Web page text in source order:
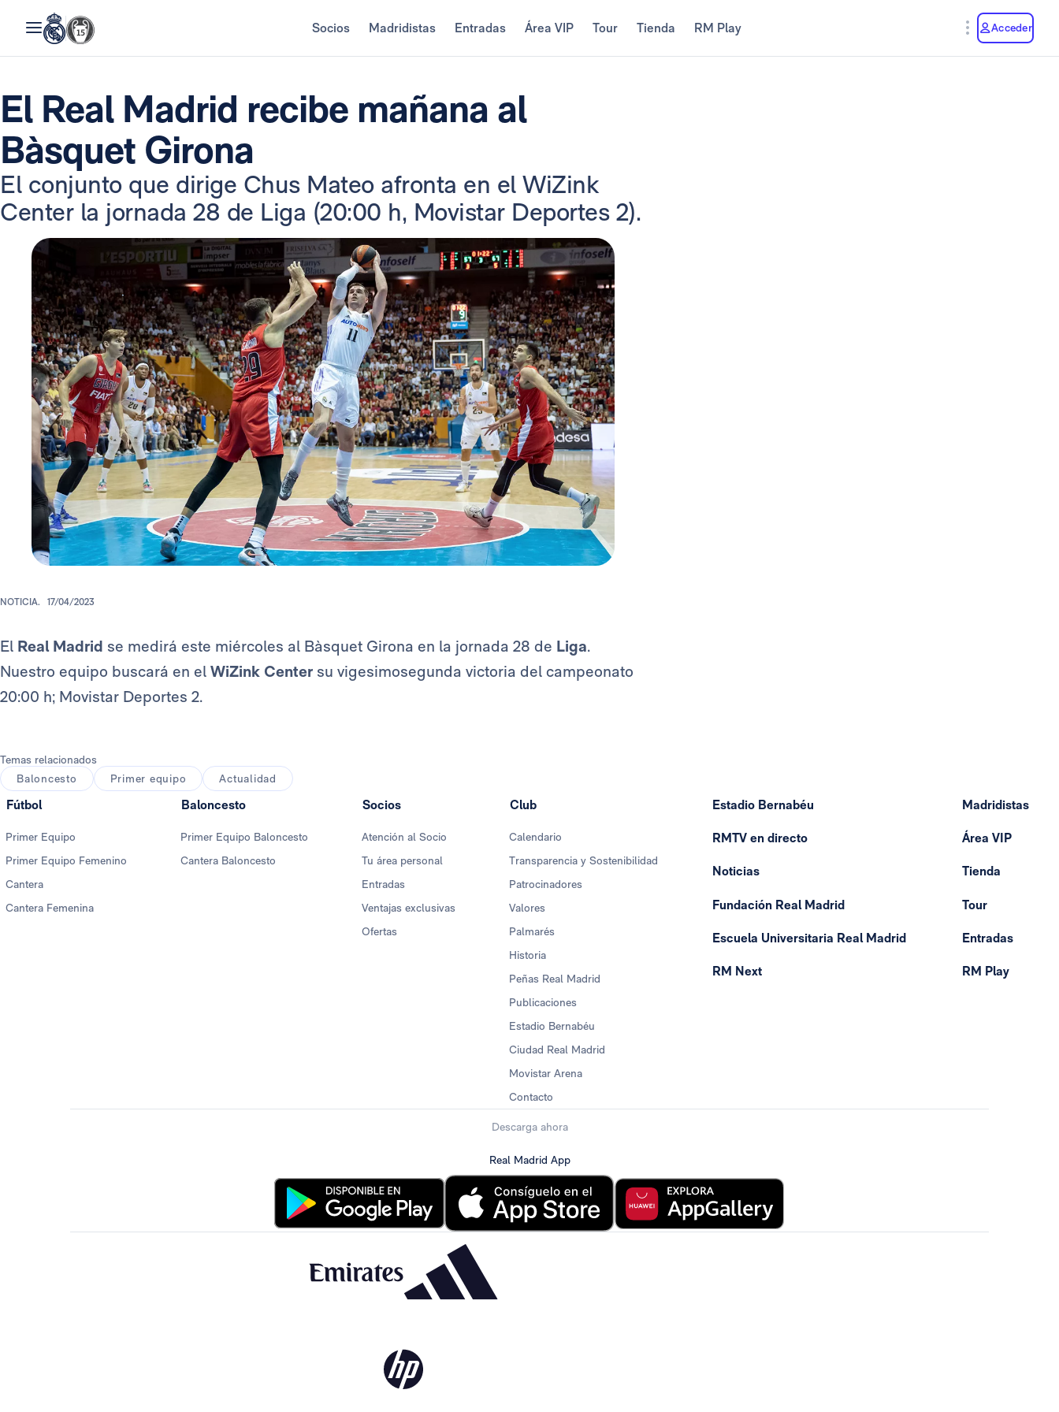
Socios Madridistas Entradas Área VIP Tour Tienda RM Play Acceder
El Real Madrid recibe mañana al
Bàsquet Girona
El conjunto que dirige Chus Mateo afronta en el WiZink
Center la jornada 28 de Liga (20:00 h, Movistar Deportes 2).
NOTICIA. 17/04/2023
El Real Madrid se medirá este miércoles al Bàsquet Girona en la jornada 28 de Liga.
Nuestro equipo buscará en el WiZink Center su vigesimosegunda victoria del campeonato
20:00 h; Movistar Deportes 2.
Temas relacionados
Baloncesto
Primer equipo Actualidad
Fútbol
Primer Equipo
Primer Equipo Femenino
Cantera
Cantera Femenina
Baloncesto
Primer Equipo Baloncesto
Cantera Baloncesto
Socios
Atención al Socio
Tu área personal
Entradas
Ventajas exclusivas
Ofertas
Club
Calendario
Transparencia y Sostenibilidad
Patrocinadores
Valores
Palmarés
Historia
Peñas Real Madrid
Publicaciones
Estadio Bernabéu
Ciudad Real Madrid
Movistar Arena
Contacto
Estadio Bernabéu
RMTV en directo
Noticias
Fundación Real Madrid
Escuela Universitaria Real Madrid
RM Next
Madridistas
Área VIP
Tienda
Tour
Entradas
RM Play
Descarga ahora
Real Madrid App